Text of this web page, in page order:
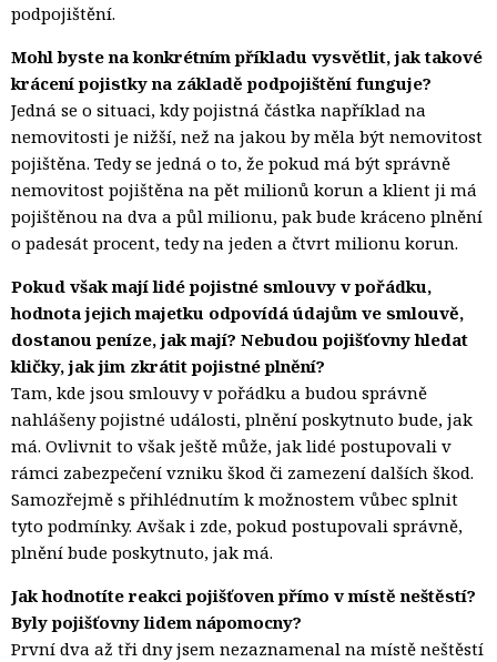
podpojištění.
Mohl byste na konkrétním příkladu vysvětlit, jak takové
krácení pojistky na základě podpojištění funguje?
Jedná se o situaci, kdy pojistná částka například na
nemovitosti je nižší, než na jakou by měla být nemovitost
pojištěna. Tedy se jedná o to, že pokud má být správně
nemovitost pojištěna na pět milionů korun a klient ji má
pojištěnou na dva a půl milionu, pak bude kráceno plnění
o padesát procent, tedy na jeden a čtvrt milionu korun.
Pokud však mají lidé pojistné smlouvy v pořádku,
hodnota jejich majetku odpovídá údajům ve smlouvě,
dostanou peníze, jak mají? Nebudou pojišťovny hledat
kličky, jak jim zkrátit pojistné plnění?
Tam, kde jsou smlouvy v pořádku a budou správně
nahlášeny pojistné události, plnění poskytnuto bude, jak
má. Ovlivnit to však ještě může, jak lidé postupovali v
rámci zabezpečení vzniku škod či zamezení dalších škod.
Samozřejmě s přihlédnutím k možnostem vůbec splnit
tyto podmínky. Avšak i zde, pokud postupovali správně,
plnění bude poskytnuto, jak má.
Jak hodnotíte reakci pojišťoven přímo v místě neštěstí?
Byly pojišťovny lidem nápomocny?
První dva až tři dny jsem nezaznamenal na místě neštěstí